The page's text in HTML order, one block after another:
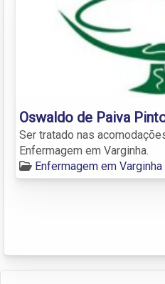
Oswaldo de Paiva
Ser tratado nas
Enfermagem em Varginha.
Enfermagem em Varginha